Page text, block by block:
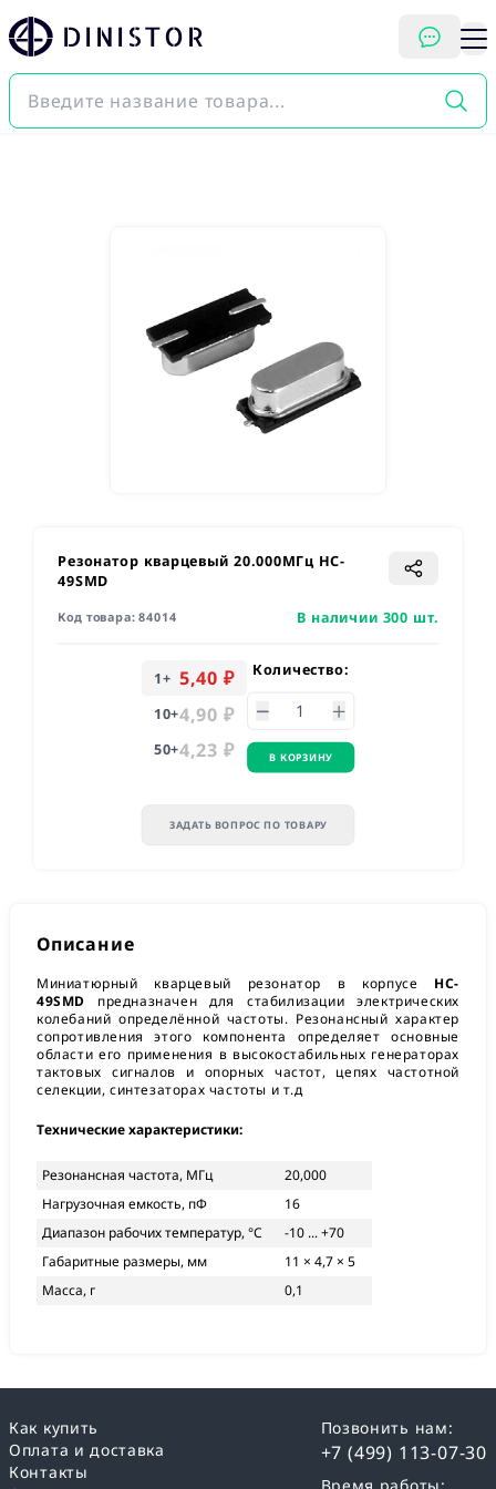
DINISTOR
Резонатор кварцевый 20.000МГц HC-
49SMD
Код товара:84014 В наличии 300 шт.
1+ 5,40 ₽
10+4,90 ₽
50+4,23 ₽
Количество:
В КОРЗИНУ
ЗАДАТЬ ВОПРОС ПО ТОВАРУ
Описание
Миниатюрный кварцевый резонатор в корпусе HC-
49SMD предназначен для стабилизации электрических
колебаний определённой частоты. Резонансный характер
сопротивления этого компонента определяет основные
области его применения в высокостабильных генераторах
тактовых сигналов и опорных частот, цепях частотной
селекции, синтезаторах частоты и т.д
Технические характеристики:
Резонансная частота, МГц
20,000
Нагрузочная емкость, пФ
16
Диапазон рабочих температур, °С
-10 ... +70
Габаритные размеры, мм
11 × 4,7 × 5
Масса, г
0,1
Как купить
Оплата и доставка
Контакты
Позвонить нам:
+7 (499) 113-07-30